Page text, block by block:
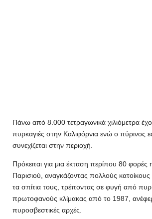
Πάνω από 8.000 τετραγωνικά χιλιόμετρα
πυρκαγιές στην Καλιφόρνια ενώ ο πύρινος
συνεχίζεται στην περιοχή.
Πρόκειται για μια έκταση περίπου 80 φορές
Παρισιού, αναγκάζοντας πολλούς κατοίκους
τα σπίτια τους, τρέποντας σε φυγή από
πρωτοφανούς κλίμακας από το 1987,
πυροσβεστικές αρχές.